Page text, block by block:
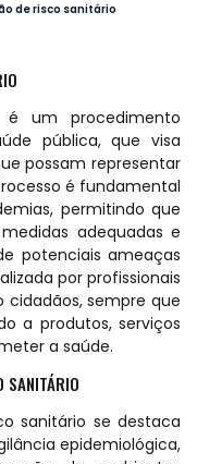
de risco sanitário
um procedimento
pública, que visa
possam representar
é fundamental
permitindo que
adequadas e
potenciais ameaças
por profissionais
sempre que
a produtos, serviços
a saúde.
SANITÁRIO
sanitário se destaca
epidemiológica,